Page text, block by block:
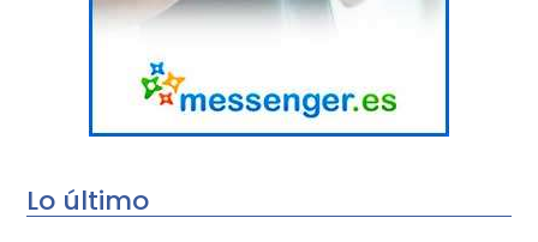
Lo último